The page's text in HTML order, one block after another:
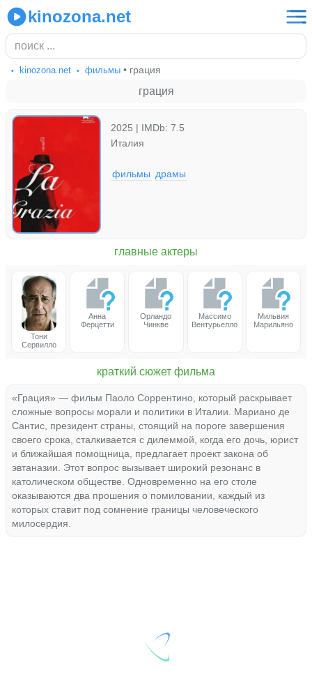
kinozona.net
kinozona.net фильмы • грация
грация
2025 | IMDb: 7.5
Италия
фильмы драмы
главные актеры
Тони
Сервилло
Анна
Ферцетти
Орландо
Чинкве
Массимо
Вентурьелло
Мильвия
Марильяно
краткий сюжет фильма
«Грация» — фильм Паоло Соррентино, который раскрывает
сложные вопросы морали и политики в Италии. Мариано де
Сантис, президент страны, стоящий на пороге завершения
своего срока, сталкивается с дилеммой, когда его дочь, юрист
и ближайшая помощница, предлагает проект закона об
эвтаназии. Этот вопрос вызывает широкий резонанс в
католическом обществе. Одновременно на его столе
оказываются два прошения о помиловании, каждый из
которых ставит под сомнение границы человеческого
милосердия.